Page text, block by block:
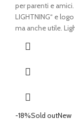
per parenti e
LIGHTNING“ e
ma anche utile.
-18%Sold outNew